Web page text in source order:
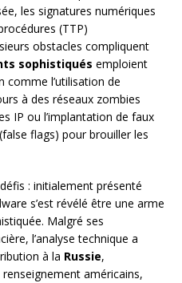
les signatures numériques
(TTP)
obstacles compliquent
sophistiqués emploient
comme l’utilisation de
à des réseaux zombies
IP ou l’implantation de faux
flags) pour brouiller les
: initialement présenté
s’est révélé être une arme
Malgré ses
l’analyse technique a
à la Russie,
américains,